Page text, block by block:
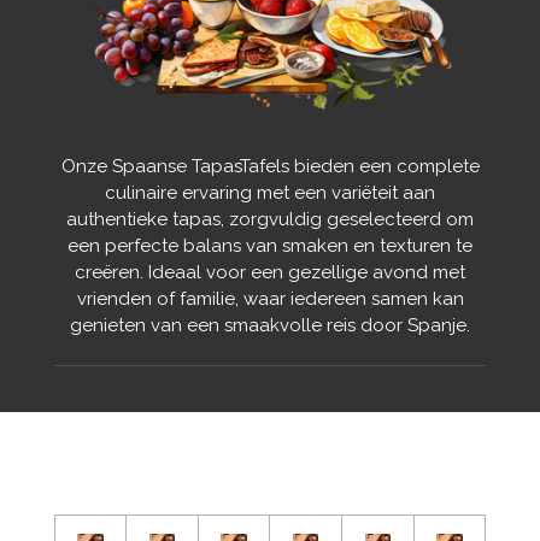
Onze Spaanse TapasTafels bieden een complete
culinaire ervaring met een variëteit aan
authentieke tapas, zorgvuldig geselecteerd om
een perfecte balans van smaken en texturen te
creëren. Ideaal voor een gezellige avond met
vrienden of familie, waar iedereen samen kan
genieten van een smaakvolle reis door Spanje.